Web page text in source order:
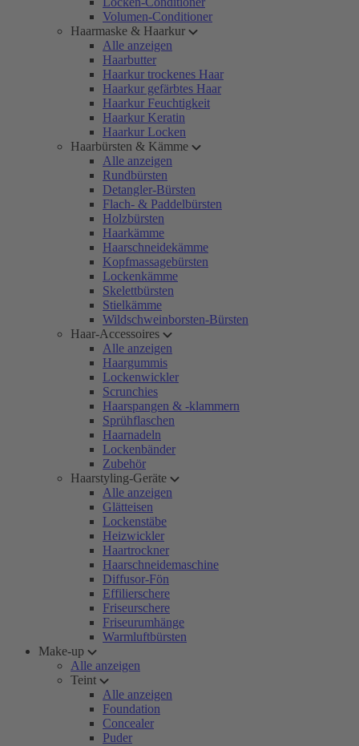
Volumen-Conditioner
Haarmaske & Haarkur
Alle anzeigen
Haarbutter
Haarkur trockenes Haar
Haarkur gefärbtes Haar
Haarkur Feuchtigkeit
Haarkur Keratin
Haarkur Locken
Haarbürsten & Kämme
Alle anzeigen
Rundbürsten
Detangler-Bürsten
Flach- & Paddelbürsten
Holzbürsten
Haarkämme
Haarschneidekämme
Kopfmassagebürsten
Lockenkämme
Skelettbürsten
Stielkämme
Wildschweinborsten-Bürsten
Haar-Accessoires
Alle anzeigen
Haargummis
Lockenwickler
Scrunchies
Haarspangen & -klammern
Sprühflaschen
Haarnadeln
Lockenbänder
Zubehör
Haarstyling-Geräte
Alle anzeigen
Glätteisen
Lockenstäbe
Heizwickler
Haartrockner
Haarschneidemaschine
Diffusor-Fön
Effilierschere
Friseurschere
Friseurumhänge
Warmluftbürsten
Make-up
Alle anzeigen
Teint
Alle anzeigen
Foundation
Concealer
Puder